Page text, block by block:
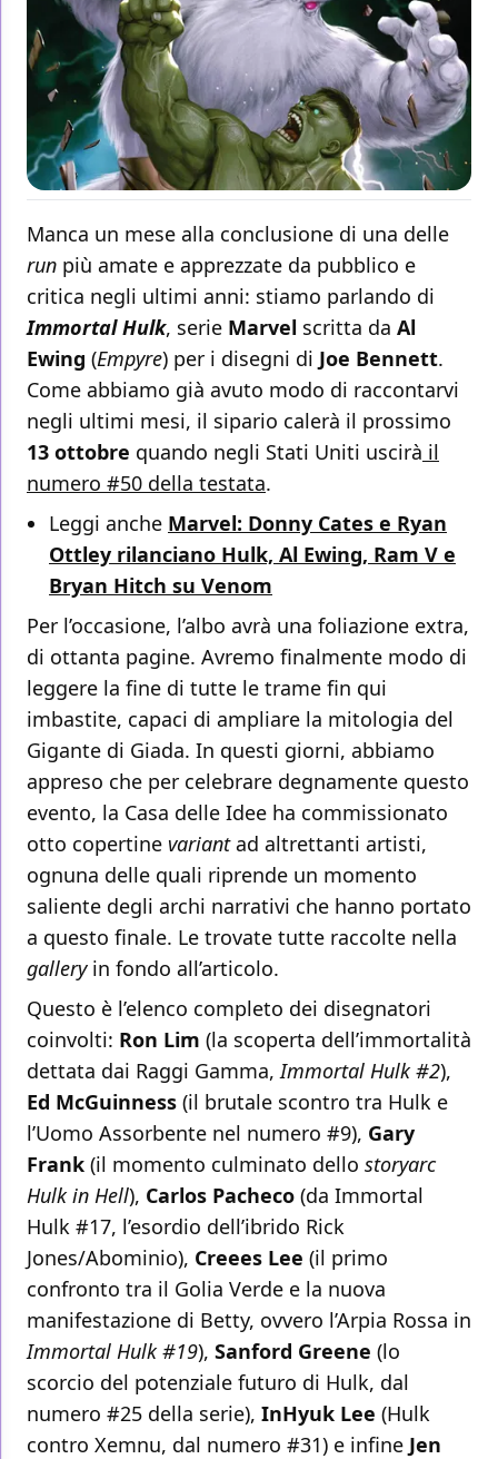
Manca un mese alla conclusione di una delle
run più amate e apprezzate da pubblico e
critica negli ultimi anni: stiamo parlando di
Immortal Hulk, serie Marvel scritta da Al
Ewing (Empyre) per i disegni di Joe Bennett.
Come abbiamo già avuto modo di raccontarvi
negli ultimi mesi, il sipario calerà il prossimo
13 ottobre quando negli Stati Uniti uscirà il
numero #50 della testata.
Leggi anche Marvel: Donny Cates e Ryan
Ottley rilanciano Hulk, Al Ewing, Ram V e
Bryan Hitch su Venom
Per l’occasione, l’albo avrà una foliazione extra,
di ottanta pagine. Avremo finalmente modo di
leggere la fine di tutte le trame fin qui
imbastite, capaci di ampliare la mitologia del
Gigante di Giada. In questi giorni, abbiamo
appreso che per celebrare degnamente questo
evento, la Casa delle Idee ha commissionato
otto copertine variantad altrettanti artisti,
ognuna delle quali riprende un momento
saliente degli archi narrativi che hanno portato
a questo finale. Le trovate tutte raccolte nella
gallery in fondo all’articolo.
Questo è l’elenco completo dei disegnatori
coinvolti: Ron Lim (la scoperta dell’immortalità
dettata dai Raggi Gamma,Immortal Hulk #2),
Ed McGuinness (il brutale scontro tra Hulk e
l’Uomo Assorbente nel numero #9), Gary
Frank (il momento culminato dello storyarc
Hulk in Hell), Carlos Pacheco (da Immortal
Hulk #17, l’esordio dell’ibrido Rick
Jones/Abominio), Creees Lee (il primo
confronto tra il Golia Verde e la nuova
manifestazione di Betty, ovvero l’Arpia Rossa in
Immortal Hulk #19), Sanford Greene (lo
scorcio del potenziale futuro di Hulk, dal
numero #25 della serie), InHyuk Lee (Hulk
contro Xemnu, dal numero #31) e infine Jen